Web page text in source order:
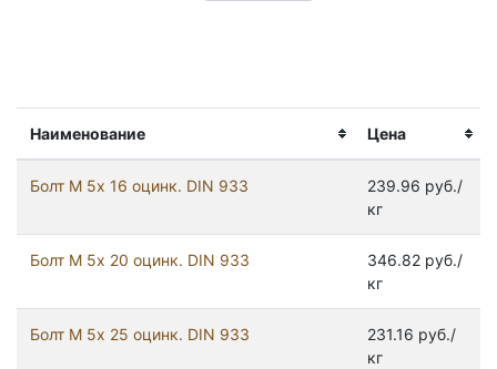
Наименование Цена
Болт М 5х 16 оцинк. DIN 933
239.96 руб./
кг
Болт М 5х 20 оцинк. DIN 933
346.82 руб./
кг
Болт М 5х 25 оцинк. DIN 933
231.16 руб./
кг